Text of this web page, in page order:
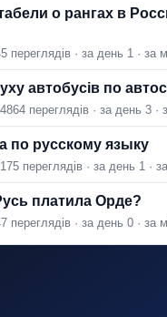
о рангах в
переглядів · за день 1 · за
автобусів по
переглядів · за день 3 ·
по русскому языку
переглядів · за день 1 ·
платила Орде?
переглядів · за день 0 · за